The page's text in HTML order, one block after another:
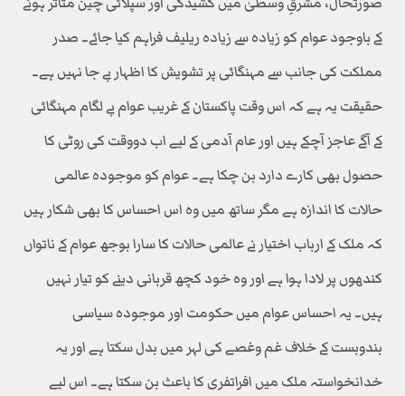
کے باوجود عوام کو زیادہ سے زیادہ ریلیف فراہم کیا جائے۔ صدر
مملکت کی جانب سے مہنگائی پر تشویش کا اظہار بے جا نہیں ہے۔
حقیقت یہ ہے کہ اس وقت پاکستان کے غریب عوام بے لگام مہنگائی
کے آگے عاجز آچکے ہیں اور عام آدمی کے لیے اب دووقت کی روٹی کا
حصول بھی کارے دارد بن چکا ہے۔ عوام کو موجودہ عالمی
حالات کا اندازہ ہے مگر ساتھ میں وہ اس احساس کا بھی شکار ہیں
کہ ملک کے ارباب اختیار نے عالمی حالات کا سارا بوجھ عوام کے ناتواں
کندھوں پر لادا ہوا ہے اور وہ خود کچھ قربانی دینے کو تیار نہیں
ہیں۔ یہ احساس عوام میں حکومت اور موجودہ سیاسی
بندوبست کے خلاف غم وغصے کی لہر میں بدل سکتا ہے اور یہ
خدانخواستہ ملک میں افراتفری کا باعث بن سکتا ہے۔ اس لیے